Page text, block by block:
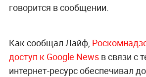
говорится в сообщении.
Как сообщал Лайф,
доступ к Google Newsв связи с
интернет-ресурс обеспечивал